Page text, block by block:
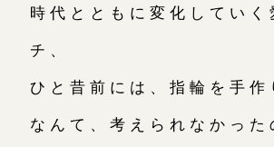
時代とともに変化していく
チ、
ひと昔前には、指輪を手作
なんて、考えられなかった